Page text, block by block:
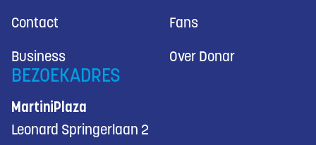
Contact Fans
Business Over Donar
BEZOEKADRES
MartiniPlaza
Leonard Springerlaan 2